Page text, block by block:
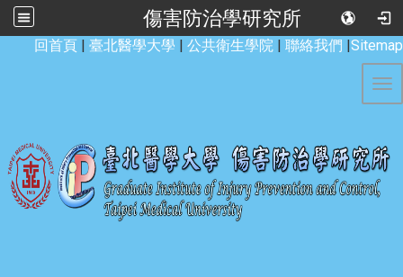
傷害防治學研究所
回首頁 | 臺北醫學大學 | 公共衛生學院 | 聯絡我們 |Sitemap